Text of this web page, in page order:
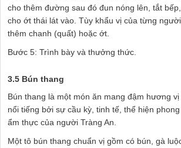
cho thêm đường sau đó đun nóng lên, tắt
cho ớt thái lát vào. Tùy khẩu vị của từng
thêm chanh (quất) hoặc ớt.
Bước 5: Trình bày và thưởng thức.
3.5 Bún thang
Bún thang là một món ăn mang đậm hương
nổi tiếng bởi sự cầu kỳ, tinh tế, thể hiện
ẩm thực của người Tràng An.
Một tô bún thang chuẩn vị gồm có bún, gà